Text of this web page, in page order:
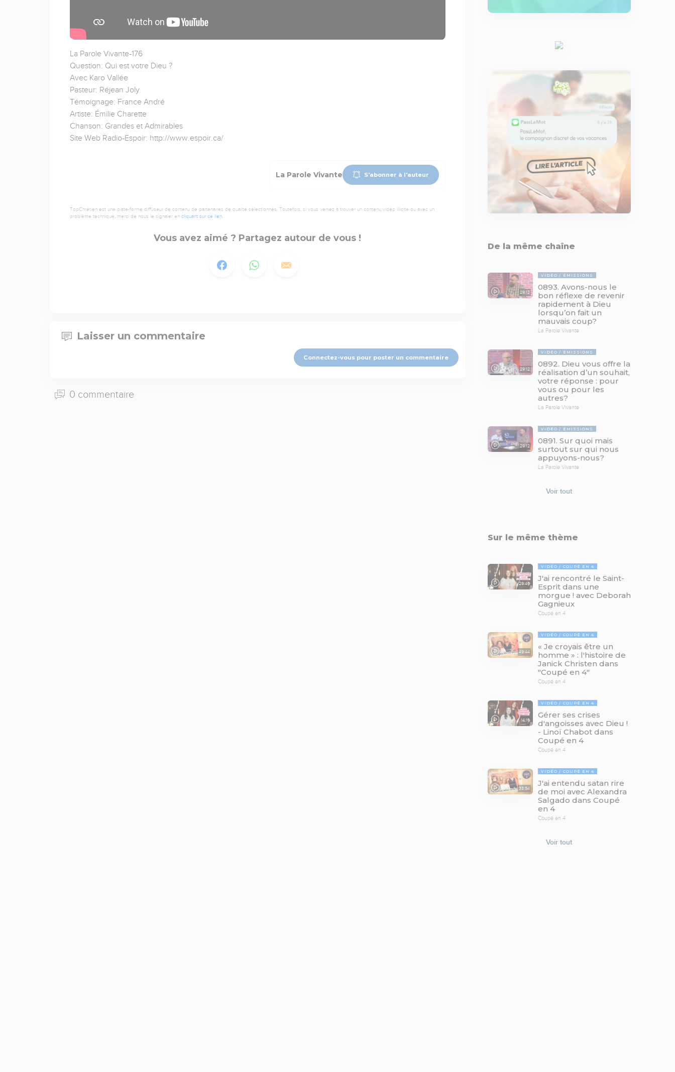
La Parole Vivante-176
Question: Qui est votre Dieu ?
Avec Karo Vallée
Pasteur: Réjean Joly
Témoignage: France André
Artiste: Émilie Charette
Chanson: Grandes et Admirables
Site Web Radio-Espoir: http://www.espoir.ca/
La Parole Vivante S'abonner à l'auteur
TopChrétien est une plate-forme diffuseur de contenu de partenaires de qualité sélectionnés. Toutefois, si vous veniez à trouver un contenu vidéo illicite ou avec un
problème technique, merci de nous le signaler en cliquant sur ce lien.
Vous avez aimé ? Partagez autour de vous !
Laisser un commentaire
Connectez-vous pour poster un commentaire
0 commentaire
De la même chaîne
29:12
VIDÉO ÉMISSIONS
0893. Avons-nous le
bon réflexe de revenir
rapidement à Dieu
lorsqu’on fait un
mauvais coup?
La Parole Vivante
29:12
VIDÉO ÉMISSIONS
0892. Dieu vous offre la
réalisation d’un souhait,
votre réponse : pour
vous ou pour les
autres?
La Parole Vivante
29:12
VIDÉO ÉMISSIONS
0891. Sur quoi mais
surtout sur qui nous
appuyons-nous?
La Parole Vivante
Voir tout
Sur le même thème
29:46
VIDÉO COUPÉ EN 4
J'ai rencontré le Saint-
Esprit dans une
morgue ! avec Deborah
Gagnieux
Coupé en 4
49:44
VIDÉO COUPÉ EN 4
« Je croyais être un
homme » : l'histoire de
Janick Christen dans
"Coupé en 4"
Coupé en 4
14:16
VIDÉO COUPÉ EN 4
Gérer ses crises
d'angoisses avec Dieu !
- Linoï Chabot dans
Coupé en 4
Coupé en 4
33:54
VIDÉO COUPÉ EN 4
J'ai entendu satan rire
de moi avec Alexandra
Salgado dans Coupé
en 4
Coupé en 4
Voir tout